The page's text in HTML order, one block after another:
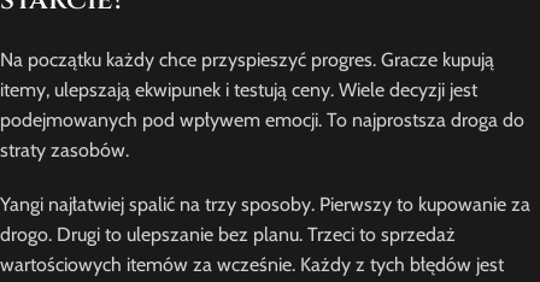
Na początku każdy chce przyspieszyć progres. Gracze kupują
itemy, ulepszają ekwipunek i testują ceny. Wiele decyzji jest
podejmowanych pod wpływem emocji. To najprostsza droga do
straty zasobów.
Yangi najłatwiej spalić na trzy sposoby. Pierwszy to kupowanie za
drogo. Drugi to ulepszanie bez planu. Trzeci to sprzedaż
wartościowych itemów za wcześnie. Każdy z tych błędów jest